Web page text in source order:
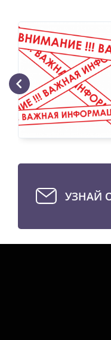
УЗНАЙ